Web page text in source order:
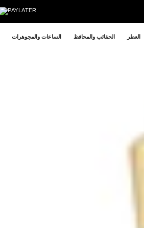
الساعات والمجوهرات الحقائب والمحافظ العطر